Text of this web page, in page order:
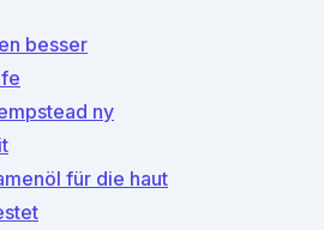
besser
ny
für die haut